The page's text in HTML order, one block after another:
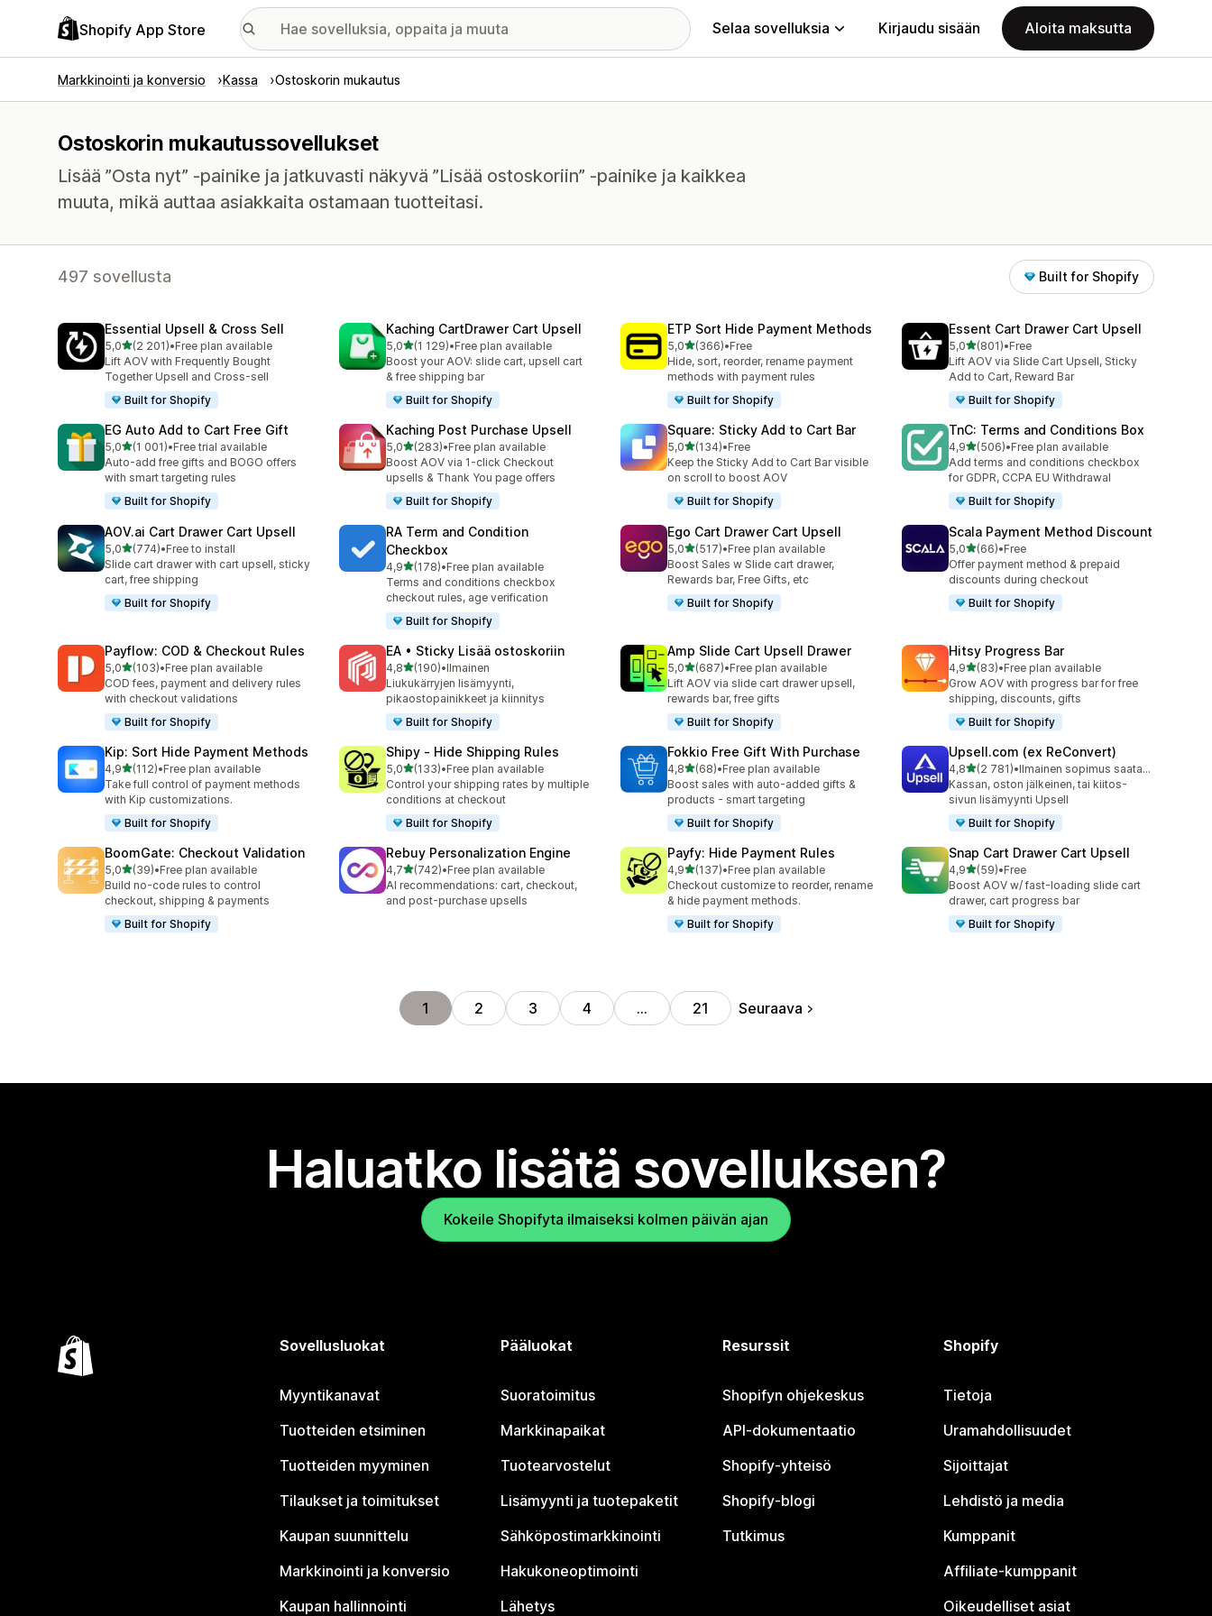
Shopify App Store Selaa sovelluksia Kirjaudu sisään Aloita maksutta
Markkinointi ja konversio Kassa Ostoskorin mukautus
Ostoskorin mukautussovellukset
Lisää ”Osta nyt” -painike ja jatkuvasti näkyvä ”Lisää ostoskoriin” -painike ja kaikkea
muuta, mikä auttaa asiakkaita ostamaan tuotteitasi.
497 sovellusta Built for Shopify
Essential Upsell & Cross Sell
5,0/ 5 tähteä
(2 201)
2201 arvostelua yhteensä
•Free plan available
Lift AOV with Frequently Bought
Together Upsell and Cross-sell
Built for Shopify
Kaching CartDrawer Cart Upsell
5,0/ 5 tähteä
(1 129)
1129 arvostelua yhteensä
•Free plan available
Boost your AOV: slide cart, upsell cart
& free shipping bar
Built for Shopify
ETP Sort Hide Payment Methods
5,0/ 5 tähteä
(366)
366 arvostelua yhteensä
•Free
Hide, sort, reorder, rename payment
methods with payment rules
Built for Shopify
Essent Cart Drawer Cart Upsell
5,0/ 5 tähteä
(801)
801 arvostelua yhteensä
•Free
Lift AOV via Slide Cart Upsell, Sticky
Add to Cart, Reward Bar
Built for Shopify
EG Auto Add to Cart Free Gift
5,0/ 5 tähteä
(1 001)
1001 arvostelua yhteensä
•Free trial available
Auto-add free gifts and BOGO offers
with smart targeting rules
Built for Shopify
Kaching Post Purchase Upsell
5,0/ 5 tähteä
(283)
283 arvostelua yhteensä
•Free plan available
Boost AOV via 1-click Checkout
upsells & Thank You page offers
Built for Shopify
Square: Sticky Add to Cart Bar
5,0/ 5 tähteä
(134)
134 arvostelua yhteensä
•Free
Keep the Sticky Add to Cart Bar visible
on scroll to boost AOV
Built for Shopify
TnC: Terms and Conditions Box
4,9/ 5 tähteä
(506)
506 arvostelua yhteensä
•Free plan available
Add terms and conditions checkbox
for GDPR, CCPA EU Withdrawal
Built for Shopify
AOV.ai Cart Drawer Cart Upsell
5,0/ 5 tähteä
(774)
774 arvostelua yhteensä
•Free to install
Slide cart drawer with cart upsell, sticky
cart, free shipping
Built for Shopify
RA Term and Condition
Checkbox
4,9/ 5 tähteä
(178)
178 arvostelua yhteensä
•Free plan available
Terms and conditions checkbox
checkout rules, age verification
Built for Shopify
Ego Cart Drawer Cart Upsell
5,0/ 5 tähteä
(517)
517 arvostelua yhteensä
•Free plan available
Boost Sales w Slide cart drawer,
Rewards bar, Free Gifts, etc
Built for Shopify
Scala Payment Method Discount
5,0/ 5 tähteä
(66)
66 arvostelua yhteensä
•Free
Offer payment method & prepaid
discounts during checkout
Built for Shopify
Payflow: COD & Checkout Rules
5,0/ 5 tähteä
(103)
103 arvostelua yhteensä
•Free plan available
COD fees, payment and delivery rules
with checkout validations
Built for Shopify
EA • Sticky Lisää ostoskoriin
4,8/ 5 tähteä
(190)
190 arvostelua yhteensä
•Ilmainen
Liukukärryjen lisämyynti,
pikaostopainikkeet ja kiinnitys
Built for Shopify
Amp Slide Cart Upsell Drawer
5,0/ 5 tähteä
(687)
687 arvostelua yhteensä
•Free plan available
Lift AOV via slide cart drawer upsell,
rewards bar, free gifts
Built for Shopify
Hitsy Progress Bar
4,9/ 5 tähteä
(83)
83 arvostelua yhteensä
•Free plan available
Grow AOV with progress bar for free
shipping, discounts, gifts
Built for Shopify
Kip: Sort Hide Payment Methods
4,9/ 5 tähteä
(112)
112 arvostelua yhteensä
•Free plan available
Take full control of payment methods
with Kip customizations.
Built for Shopify
Shipy ‑ Hide Shipping Rules
5,0/ 5 tähteä
(133)
133 arvostelua yhteensä
•Free plan available
Control your shipping rates by multiple
conditions at checkout
Built for Shopify
Fokkio Free Gift With Purchase
4,8/ 5 tähteä
(68)
68 arvostelua yhteensä
•Free plan available
Boost sales with auto-added gifts &
products - smart targeting
Built for Shopify
Upsell.com (ex ReConvert)
4,8/ 5 tähteä
(2 781)
2781 arvostelua yhteensä
•
Ilmainen sopimus saatavilla
Kassan, oston jälkeinen, tai kiitos-
sivun lisämyynti Upsell
Built for Shopify
BoomGate: Checkout Validation
5,0/ 5 tähteä
(39)
39 arvostelua yhteensä
•Free plan available
Build no-code rules to control
checkout, shipping & payments
Built for Shopify
Rebuy Personalization Engine
4,7/ 5 tähteä
(742)
742 arvostelua yhteensä
•Free plan available
AI recommendations: cart, checkout,
and post-purchase upsells
Payfy: Hide Payment Rules
4,9/ 5 tähteä
(137)
137 arvostelua yhteensä
•Free plan available
Checkout customize to reorder, rename
& hide payment methods.
Built for Shopify
Snap Cart Drawer Cart Upsell
4,9/ 5 tähteä
(59)
59 arvostelua yhteensä
•Free
Boost AOV w/ fast-loading slide cart
drawer, cart progress bar
Built for Shopify
1 2 3 4 … 21 Seuraava
Haluatko lisätä sovelluksen?
Kokeile Shopifyta ilmaiseksi kolmen päivän ajan
Sovellusluokat
Myyntikanavat
Tuotteiden etsiminen
Tuotteiden myyminen
Tilaukset ja toimitukset
Kaupan suunnittelu
Markkinointi ja konversio
Kaupan hallinnointi
Pääluokat
Suoratoimitus
Markkinapaikat
Tuotearvostelut
Lisämyynti ja tuotepaketit
Sähköpostimarkkinointi
Hakukoneoptimointi
Lähetys
Resurssit
Shopifyn ohjekeskus
API-dokumentaatio
Shopify-yhteisö
Shopify-blogi
Tutkimus
Shopify
Tietoja
Uramahdollisuudet
Sijoittajat
Lehdistö ja media
Kumppanit
Affiliate-kumppanit
Oikeudelliset asiat